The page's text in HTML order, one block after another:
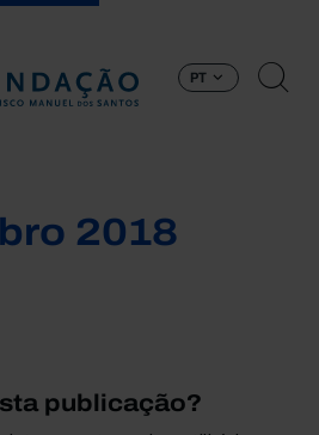
PT
2018
publicação?